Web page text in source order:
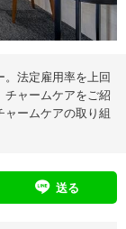
。法定雇用率を上回
チャームケアをご紹
ームケアの取り組
送る